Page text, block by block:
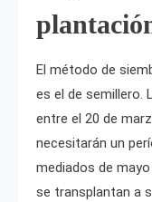
El método de
es el de semillero.
entre el 20 de
necesitarán un
mediados de
se transplantan a